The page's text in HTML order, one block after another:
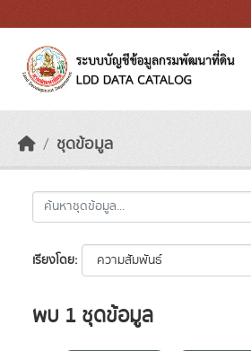
ชุดข้อมูล
เรียงโดย
พบ 1 ชุดข้อมูล